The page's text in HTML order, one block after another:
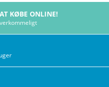
KØBE ONLINE!